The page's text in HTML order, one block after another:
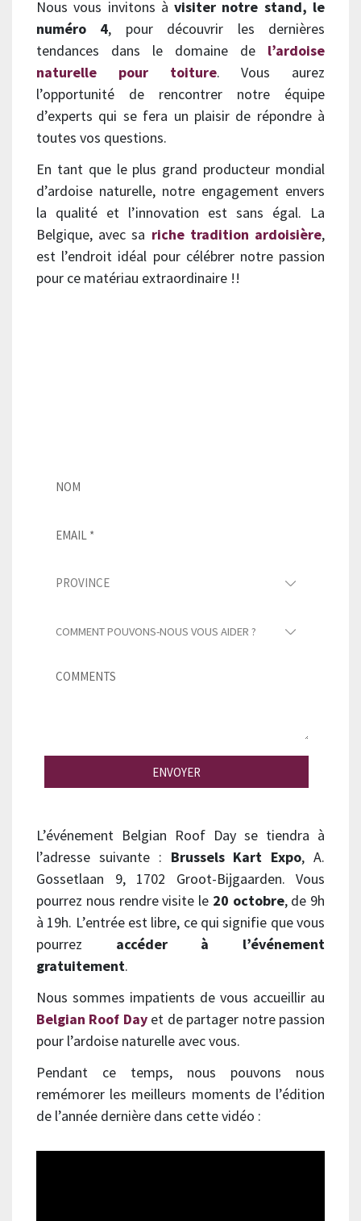
Nous vous invitons àvisiter notre stand, le
numéro 4, pour découvrir les dernières
tendances dans le domaine de l’ardoise
naturelle pour toiture. Vous aurez
l’opportunité de rencontrer notre équipe
d’experts qui se fera un plaisir de répondre à
toutes vos questions.
En tant que le plus grand producteur mondial
d’ardoise naturelle, notre engagement envers
la qualité et l’innovation est sans égal. La
Belgique, avec sa riche tradition ardoisière,
est l’endroit idéal pour célébrer notre passion
pour ce matériau extraordinaire !!
ENVOYER
L’événement Belgian Roof Day se tiendra à
l’adresse suivante : Brussels Kart Expo, A.
Gossetlaan 9, 1702 Groot-Bijgaarden. Vous
pourrez nous rendre visite le 20 octobre, de 9h
à 19h. L’entrée est libre, ce qui signifie que vous
pourrez accéder à l’événement
gratuitement.
Nous sommes impatients de vous accueillir au
Belgian Roof Dayet de partager notre passion
pour l’ardoise naturelle avec vous.
Pendant ce temps, nous pouvons nous
remémorer les meilleurs moments de l’édition
de l’année dernière dans cette vidéo :